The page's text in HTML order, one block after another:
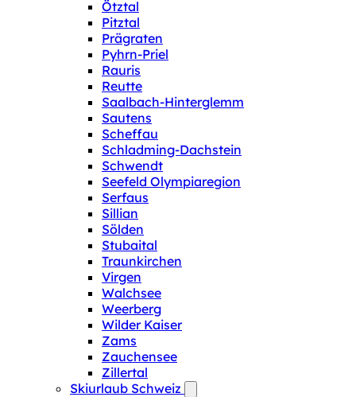
Ötztal
Pitztal
Prägraten
Pyhrn-Priel
Rauris
Reutte
Saalbach-Hinterglemm
Sautens
Scheffau
Schladming-Dachstein
Schwendt
Seefeld Olympiaregion
Serfaus
Sillian
Sölden
Stubaital
Traunkirchen
Virgen
Walchsee
Weerberg
Wilder Kaiser
Zams
Zauchensee
Zillertal
Skiurlaub Schweiz